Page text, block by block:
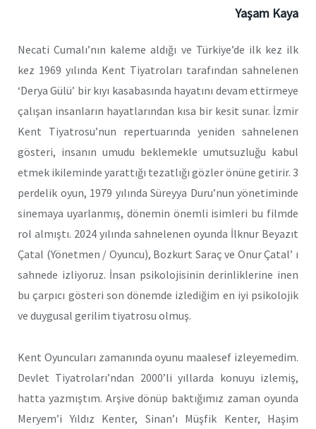
Yaşam Kaya
Necati Cumalı’nın kaleme aldığı ve Türkiye’de ilk kez ilk
kez 1969 yılında Kent Tiyatroları tarafından sahnelenen
‘Derya Gülü’ bir kıyı kasabasında hayatını devam ettirmeye
çalışan insanların hayatlarından kısa bir kesit sunar. İzmir
Kent Tiyatrosu’nun repertuarında yeniden sahnelenen
gösteri, insanın umudu beklemekle umutsuzluğu kabul
etmek ikileminde yarattığı tezatlığı gözler önüne getirir. 3
perdelik oyun, 1979 yılında Süreyya Duru’nun yönetiminde
sinemaya uyarlanmış, dönemin önemli isimleri bu filmde
rol almıştı. 2024 yılında sahnelenen oyunda İlknur Beyazıt
Çatal (Yönetmen / Oyuncu), Bozkurt Saraç ve Onur Çatal’ ı
sahnede izliyoruz. İnsan psikolojisinin derinliklerine inen
bu çarpıcı gösteri son dönemde izlediğim en iyi psikolojik
ve duygusal gerilim tiyatrosu olmuş.
Kent Oyuncuları zamanında oyunu maalesef izleyemedim.
Devlet Tiyatroları’ndan 2000’li yıllarda konuyu izlemiş,
hatta yazmıştım. Arşive dönüp baktığımız zaman oyunda
Meryem’i Yıldız Kenter, Sinan’ı Müşfik Kenter, Haşim